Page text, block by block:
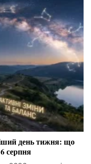
день тижня: що
серпня